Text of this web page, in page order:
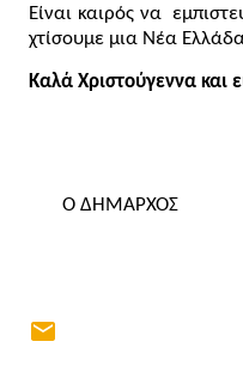
Είναι καιρός να
χτίσουμε μια Νέα
Καλά Χριστούγεννα και
Ο ΔΗΜΑΡΧΟΣ